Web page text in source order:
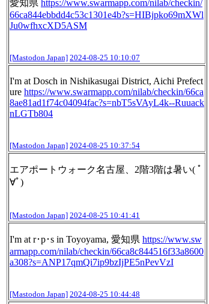
愛知県 https://www.swarmapp.com/nilab/checkin/
66ca844ebbdd4c53c1301e4b?s=HIBjpko69mXWl
Ju0wfhxcXD5ASM
[Mastodon Japan] 2024-08-25 10:10:07
I'm at Dosch in Nishikasugai District, Aichi Prefect
ure https://www.swarmapp.com/nilab/checkin/66ca
8ae81ad1f74c04094fac?s=nbT5sVAyL4k--Ruuack
nLGTb804
[Mastodon Japan] 2024-08-25 10:37:54
エアポートウォーク名古屋、2階3階は暑い( ﾟ
∀ﾟ)
[Mastodon Japan] 2024-08-25 10:41:41
I'm at r･p･s in Toyoyama, 愛知県 https://www.sw
armapp.com/nilab/checkin/66ca8c844516f33a8600
a308?s=ANP17qmQi7ip9bzIjPE5nPevVzI
[Mastodon Japan] 2024-08-25 10:44:48